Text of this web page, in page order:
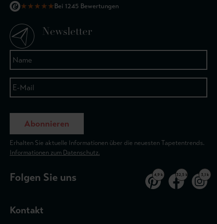
★★★★★Bei 1245 Bewertungen
Newsletter
Abonnieren
Erhalten Sie aktuelle Informationen über die neuesten Tapetentrends.
Informationen zum Datenschutz.
Folgen Sie uns 4,9 k 32,5 k 3,1 k
Kontakt